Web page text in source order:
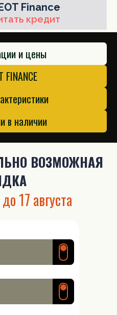
Finance
кредит
и цены
FINANCE
в наличии
ВОЗМОЖНАЯ
17 августа